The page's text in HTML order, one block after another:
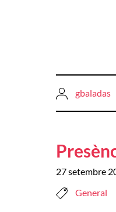
gbaladas
27 setembre
General